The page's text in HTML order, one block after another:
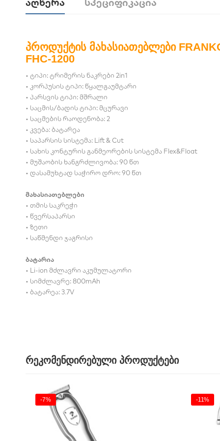
პროდუქტის მახასიათებლები
FHC-1200
• ტიპი: ტრიმერის ნაკრები 2in1
• კორპუსის ტიპი: წყალგაუმტარი
• პარსვის ტიპი: მშრალი
• საცმის/ბადის ტიპი: მცურავი
• საცმების რაოდენობა: 2
• კვება: ბატარეა
• საპარსის სისტემა: Lift & Cut
• სახის კონტურის განმეორების სისტემა Flex&Float
• მუშაობის ხანგრძლივობა: 90 წთ
• დასამუხტად საჭირო დრო: 90 წთ
მახასიათებლები
• თმის საკრეჭი
• წვერსაპარსი
• ზეთი
• საწმენდი ჯაგრისი
ბატარია
• Li-ion მძლავრი აკუმულატორი
• სიმძლავრე: 800mAh
• ბატარეა: 3.7V
რეკომენდირებული პროდუქტები
-7% -11%